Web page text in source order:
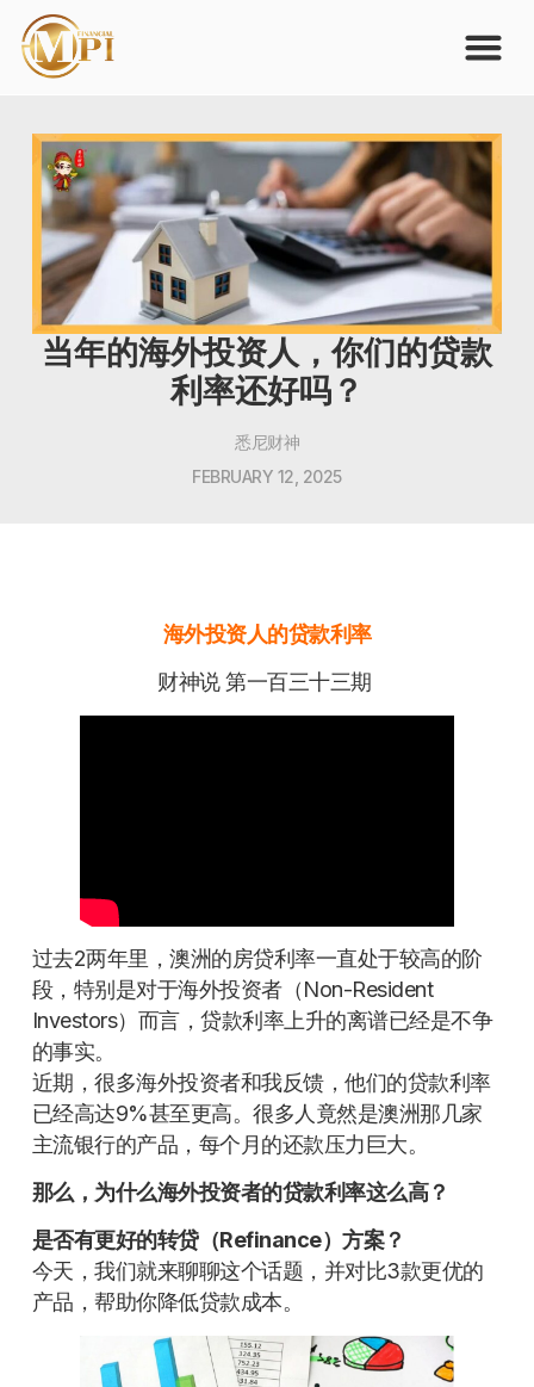
当年的海外投资人，你们的贷款
利率还好吗？
悉尼财神
FEBRUARY 12, 2025
海外投资人的贷款利率
财神说 第一百三十三期
过去2两年里，澳洲的房贷利率一直处于较高的阶
段，特别是对于海外投资者（Non-Resident
Investors）而言，贷款利率上升的离谱已经是不争
的事实。
近期，很多海外投资者和我反馈，他们的贷款利率
已经高达9%甚至更高。很多人竟然是澳洲那几家
主流银行的产品，每个月的还款压力巨大。
那么，为什么海外投资者的贷款利率这么高？
是否有更好的转贷（Refinance）方案？
今天，我们就来聊聊这个话题，并对比3款更优的
产品，帮助你降低贷款成本。